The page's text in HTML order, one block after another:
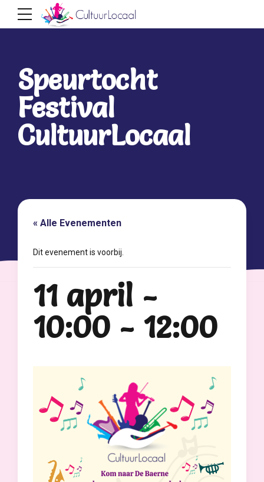
Speurtocht
Festival
CultuurLocaal
« Alle Evenementen
Dit evenement is voorbij.
11 april -
10:00 - 12:00